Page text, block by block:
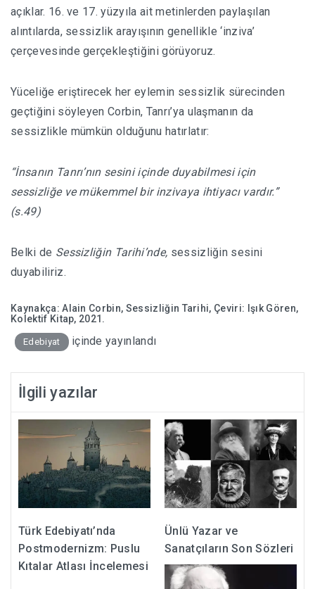
açıklar. 16. ve 17. yüzyıla ait metinlerden paylaşılan
alıntılarda, sessizlik arayışının genellikle ‘inziva’
çerçevesinde gerçekleştiğini görüyoruz.
Yüceliğe eriştirecek her eylemin sessizlik sürecinden
geçtiğini söyleyen Corbin, Tanrı’ya ulaşmanın da
sessizlikle mümkün olduğunu hatırlatır:
“İnsanın Tanrı’nın sesini içinde duyabilmesi için
sessizliğe ve mükemmel bir inzivaya ihtiyacı vardır.”
(s.49)
Belki de Sessizliğin Tarihi’nde, sessizliğin sesini
duyabiliriz.
Kaynakça: Alain Corbin, Sessizliğin Tarihi, Çeviri: Işık Gören,
Kolektif Kitap, 2021.
Edebiyat içinde yayınlandı
İlgili yazılar
Türk Edebiyatı’nda
Postmodernizm: Puslu
Kıtalar Atlası İncelemesi
Ünlü Yazar ve
Sanatçıların Son Sözleri